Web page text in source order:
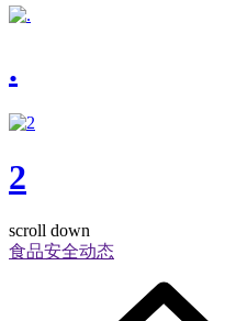
.
2
scroll down
食品安全动态